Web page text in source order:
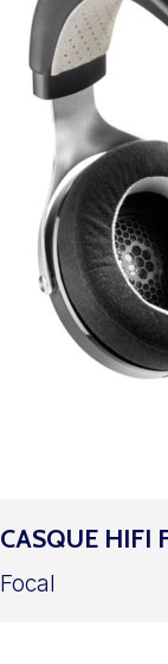
CASQUE HIFI
Focal